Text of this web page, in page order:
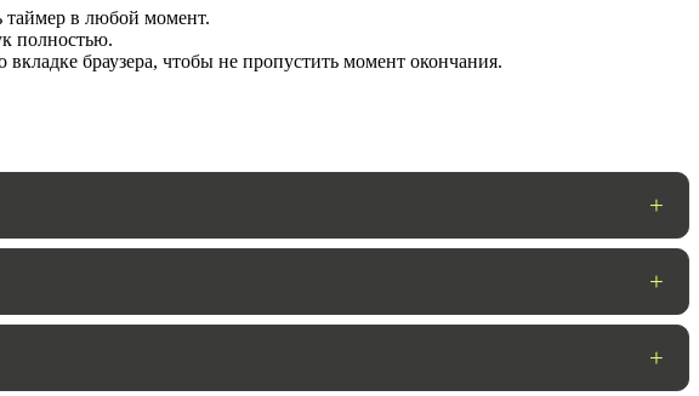
таймер в любой момент.
полностью.
браузера, чтобы не пропустить момент окончания.